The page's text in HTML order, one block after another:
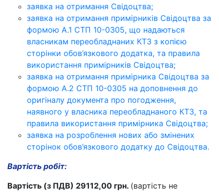
заявка на отримання Свідоцтва;
заявка на отримання примірників Свідоцтва за
формою А.1 СТП 10-0305, що надаються
власникам переобладнаних КТЗ з копією
сторінки обов’язкового додатка, та правила
використання примірників Свідоцтва;
заявка на отримання примірника Свідоцтва за
формою А.2 СТП 10-0305 на доповнення до
оригіналу документа про погодження,
наявного у власника переобладнаного КТЗ, та
правила використання примірника Свідоцтва;
заявка на розроблення нових або змінених
сторінок обов’язкового додатку до Свідоцтва.
Вартість робіт:
Вартість (з ПДВ) 29112,00 грн. (вартість не